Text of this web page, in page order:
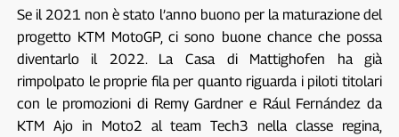
Se il 2021 non è stato l’anno buono per la maturazione del
progetto KTM MotoGP, ci sono buone chance che possa
diventarlo il 2022. La Casa di Mattighofen ha già
rimpolpato le proprie fila per quanto riguarda i piloti titolari
con le promozioni di Remy Gardner e Rául Fernández da
KTM Ajo in Moto2 al team Tech3 nella classe regina,